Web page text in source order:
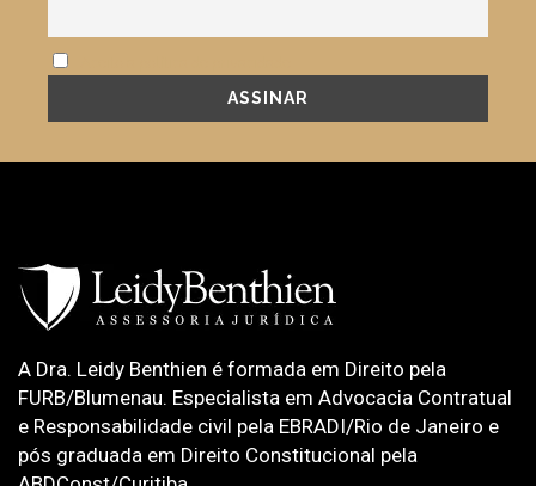
A Dra. Leidy Benthien é formada em Direito pela
FURB/Blumenau. Especialista em Advocacia Contratual
e Responsabilidade civil pela EBRADI/Rio de Janeiro e
pós graduada em Direito Constitucional pela